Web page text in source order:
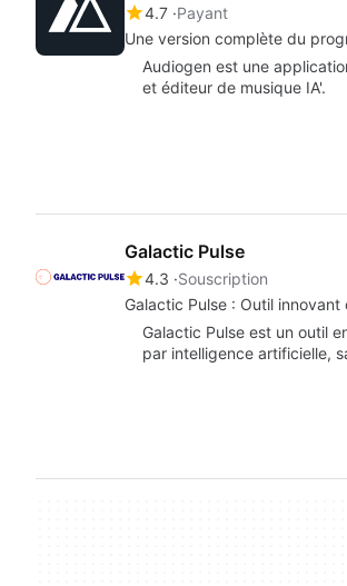
4.7 Payant
Une version complète du
Audiogen est une
et éditeur de musique IA'.
Galactic Pulse
4.3 Souscription
Galactic Pulse : Outil
Galactic Pulse est un outil
par intelligence artificielle,